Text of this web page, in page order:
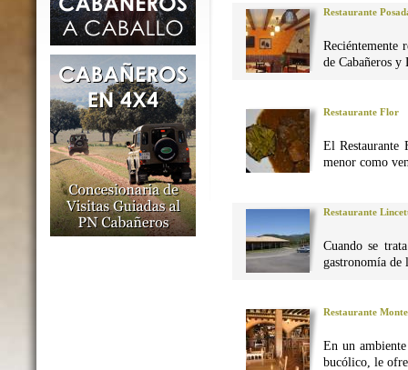
Restaurante
Reciéntemente
de Cabañeros y
Restaurante Flor
El Restaurante
menor como
Restaurante
Cuando se
gastronomía de
Restaurante
En un
bucólico, le